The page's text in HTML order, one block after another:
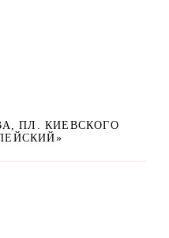
ПЛ. КИЕВСКОГО